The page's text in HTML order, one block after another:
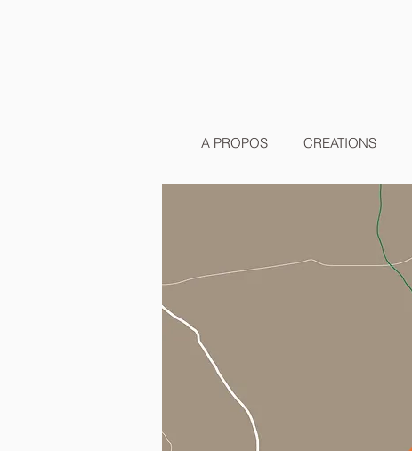
A PROPOS CREATIONS